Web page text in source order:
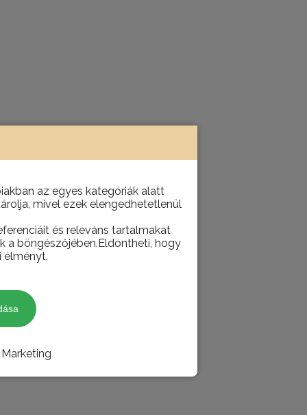
az egyes kategóriák alatt
mivel ezek elengedhetetlenül
és releváns tartalmakat
a böngészőjében.Eldöntheti, hogy
élményt.
Marketing